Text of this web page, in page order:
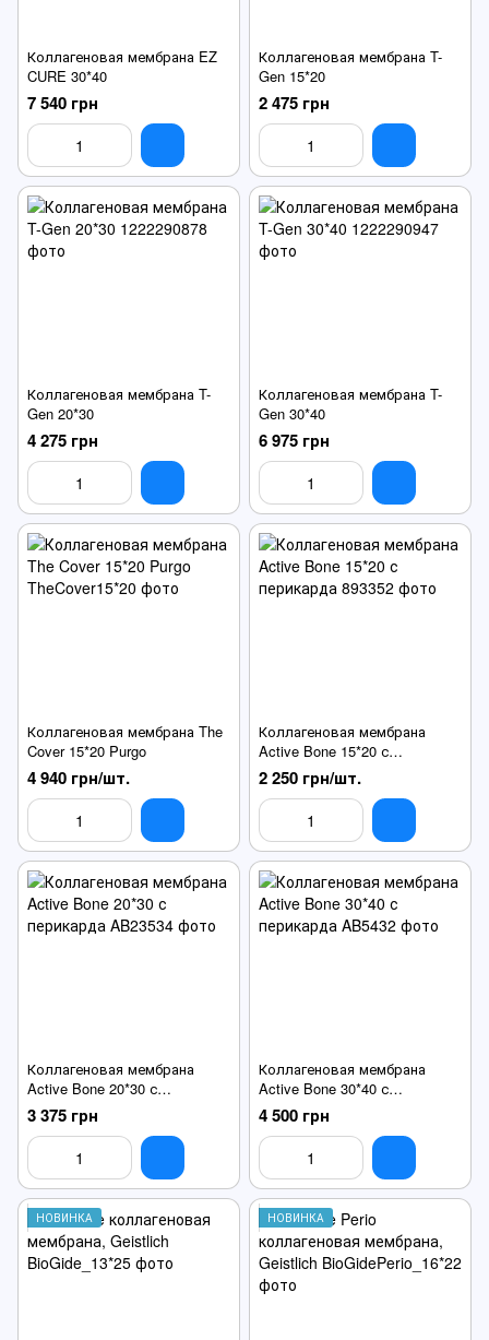
Коллагеновая мембрана EZ
CURE 30*40
7 540 грн
Коллагеновая мембрана T-
Gen 15*20
2 475 грн
Коллагеновая мембрана T-
Gen 20*30
4 275 грн
Коллагеновая мембрана T-
Gen 30*40
6 975 грн
Коллагеновая мембрана The
Cover 15*20 Purgo
4 940 грн/шт.
Коллагеновая мембрана
Active Bone 15*20 с
перикарда
2 250 грн/шт.
Коллагеновая мембрана
Active Bone 20*30 с
перикарда
3 375 грн
Коллагеновая мембрана
Active Bone 30*40 с
перикарда
4 500 грн
НОВИНКА НОВИНКА